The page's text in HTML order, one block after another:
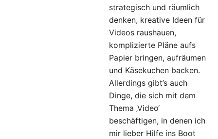
strategisch und räumlich
denken, kreative Ideen für
Videos raushauen,
komplizierte Pläne aufs
Papier bringen, aufräumen
und Käsekuchen backen.
Allerdings gibt’s auch
Dinge, die sich mit dem
Thema ‚Video‘
beschäftigen, in denen ich
mir lieber Hilfe ins Boot